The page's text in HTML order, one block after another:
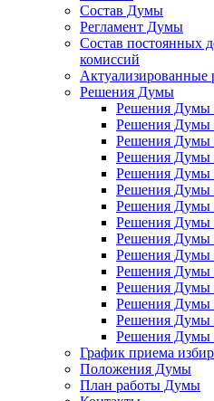
Состав Думы
Регламент Думы
Состав постоянных
комиссий
Решения Думы
Решения Думы
Решения Думы
Решения Думы
Решения Думы
Решения Думы
Решения Думы
Решения Думы
Решения Думы
Решения Думы
Решения Думы
Решения Думы
Решения Думы
Решения Думы
Решения Думы
Решения Думы
График приема
Положения Думы
План работы Думы